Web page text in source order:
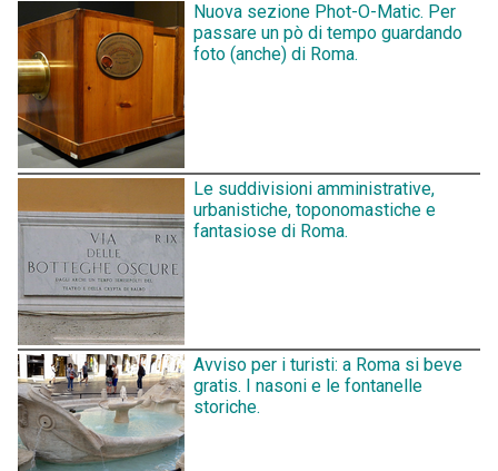
Nuova sezione Phot-O-Matic. Per
passare un pò di tempo guardando
foto (anche) di Roma.
Le suddivisioni amministrative,
urbanistiche, toponomastiche e
fantasiose di Roma.
Avviso per i turisti: a Roma si beve
gratis. I nasoni e le fontanelle
storiche.